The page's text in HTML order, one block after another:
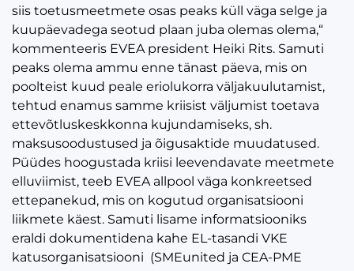
siis toetusmeetmete osas peaks küll väga selge ja
kuupäevadega seotud plaan juba olemas olema,“
kommenteeris EVEA president Heiki Rits. Samuti
peaks olema ammu enne tänast päeva, mis on
poolteist kuud peale eriolukorra väljakuulutamist,
tehtud enamus samme kriisist väljumist toetava
ettevõtluskeskkonna kujundamiseks, sh.
maksusoodustused ja õigusaktide muudatused.
Püüdes hoogustada kriisi leevendavate meetmete
elluviimist, teeb EVEA allpool väga konkreetsed
ettepanekud, mis on kogutud organisatsiooni
liikmete käest. Samuti lisame informatsiooniks
eraldi dokumentidena kahe EL-tasandi VKE
katusorganisatsiooni (SMEunited ja CEA-PME